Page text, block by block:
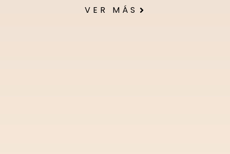
VER MÁS